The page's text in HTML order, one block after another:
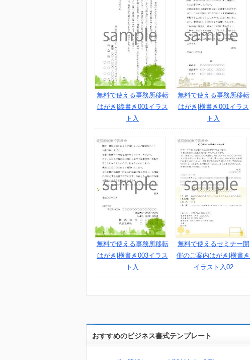
無料で使える事務所移転
はがき|縦書き001イラス
ト入
無料で使える事務所移転
はがき|横書き001イラス
ト入
無料で使える事務所移転
はがき|横書き003イラス
ト入
無料で使えるセミナー開
催のご案内はがき|横書き
イラスト入02
おすすめのビジネス書式テンプレート